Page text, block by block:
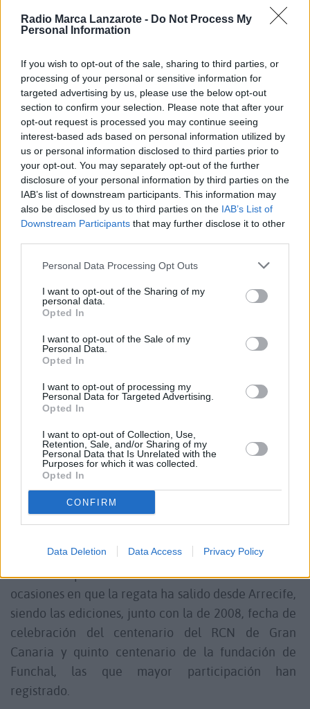
Radio Marca Lanzarote - Do Not Process My
Personal Information
If you wish to opt-out of the sale, sharing to third parties, or
processing of your personal or sensitive information for
targeted advertising by us, please use the below opt-out
section to confirm your selection. Please note that after your
opt-out request is processed you may continue seeing
interest-based ads based on personal information utilized by
us or personal information disclosed to third parties prior to
your opt-out. You may separately opt-out of the further
disclosure of your personal information by third parties on the
IAB’s list of downstream participants. This information may
also be disclosed by us to third parties on the IAB’s List of
Downstream Participants that may further disclose it to other
Personal Data Processing Opt Outs
I want to opt-out of the Sharing of my
personal data.
Opted In
I want to opt-out of the Sale of my
Personal Data.
Opted In
I want to opt-out of processing my
Personal Data for Targeted Advertising.
Opted In
I want to opt-out of Collection, Use,
Retention, Sale, and/or Sharing of my
Personal Data that Is Unrelated with the
Purposes for which it was collected.
Opted In
CONFIRM
Data Deletion Data Access Privacy Policy
la altura de la segunda cruceta, las tres
embarcaciones navegaban enzarzadas en una dura
pertenecientes a la Clase ORC 1.
Tras los tres 50 pies, navegaban más distanciados
los barcos de la clase ORC 2 con el lanzaroteño
Antigua Craiova (Grand Soleil 40) de Yé Cabrera
Morales manteniendo una interesante lucha con el
también del RCNA Muyay (First 42S7) de Aureliano
Negrín Hernández y el grancanario Boiss de Casto
Martínez (Dehler 41) de la clase Open 1.
Funchal, Gran Canaria, Tenerife a las que hay que
unir laflota lanzaroteña c
participantes. La prueba cumple 19 ediciones y está
organizada conjuntamente por el Club Naval do
con la colaboración de la Federación Portuguesa de
Vela, La Real Federación Española de Vela,
Associaçäo Regional de Vela de Madeira,
Asociación Canaria de Clubes Náuticos y de la
Marina Portuguesa.
La tradicional regata se celebró por primera vez en
periodicidad bianual con salida alterna desde
diferentes puertos canarios. Han sido varias las
ocasiones en que la regata ha salido desde Arrecife,
siendo las ediciones, junto con la de 2008, fecha de
celebración del centenario del RCN de Gran
Canaria y quinto centenario de la fundación de
Funchal, las que mayor participación han
registrado.